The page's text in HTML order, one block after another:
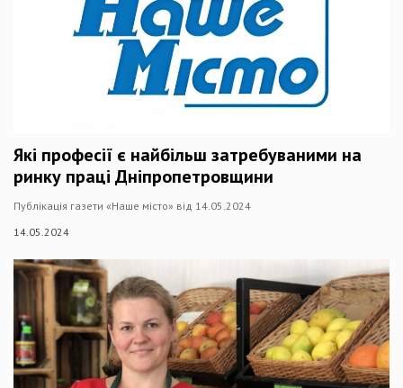
Які професії є найбільш затребуваними на
ринку праці Дніпропетровщини
Публікація газети «Наше місто» від 14.05.2024
14.05.2024